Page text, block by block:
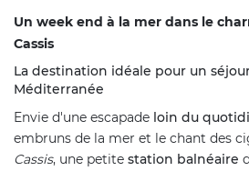
Un week end à la mer dans le
Cassis
La destination idéale pour un
Méditerranée
Envie d'une escapade loin du
embruns de la mer et le chant des
Cassis, une petite station balnéaire